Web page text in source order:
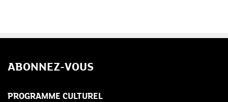
ABONNEZ-VOUS
PROGRAMME CULTUREL